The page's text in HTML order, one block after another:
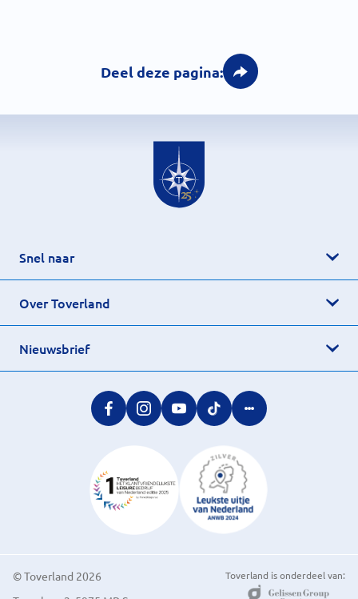
Deel deze pagina:
Snel naar
Over Toverland
Nieuwsbrief
© Toverland 2026
Toverland is onderdeel van: